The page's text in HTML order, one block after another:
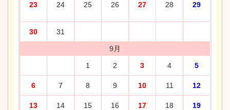
23 24 25 26 27 28 29
30 31
9月
1 2 3 4 5
6 7 8 9 10 11 12
13 14 15 16 17 18 19